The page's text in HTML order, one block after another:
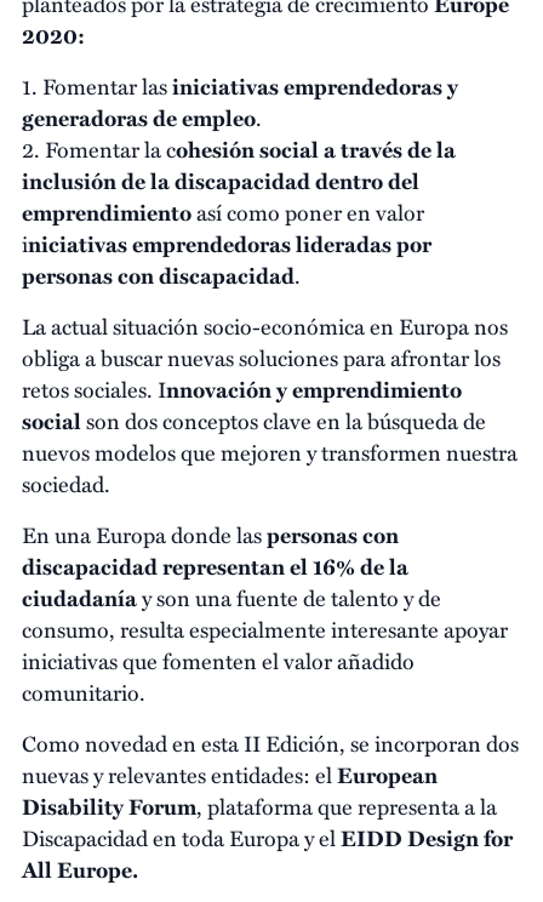
2020:
1. Fomentar lasiniciativas emprendedoras y
generadoras de empleo.
2. Fomentar la cohesión social a través de la
inclusión de la discapacidad dentro del
emprendimientoasí como poner en valor
iniciativas emprendedoras lideradas por
personas con discapacidad.
La actual situación socio-económica en Europa nos
obliga a buscar nuevas soluciones para afrontar los
retos sociales. Innovación y emprendimiento
socialson dos conceptos clave en la búsqueda de
nuevos modelos que mejoren y transformen nuestra
sociedad.
En una Europa donde laspersonas con
discapacidad representan el 16% de la
ciudadaníay son una fuente de talento y de
consumo, resulta especialmente interesante apoyar
iniciativas que fomenten el valor añadido
comunitario.
Como novedad en esta II Edición, se incorporan dos
nuevas y relevantes entidades: elEuropean
Disability Forum, plataforma que representa a la
Discapacidad en toda Europa y elEIDD Design for
All Europe.